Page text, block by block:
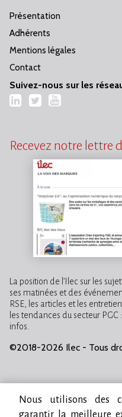
Présentation
Adhérents
Mentions légales
Contact
Suivez-nous sur les
LinkedIn
TwitterYouTube
Recevez notre lettre
La position de l’Ilec sur les
ses matinées et des
RSE, les articles et les
les tendances du secteur
infos.
©2018-2026 Ilec - Tous
Nous utilisons des
garantir la meilleure